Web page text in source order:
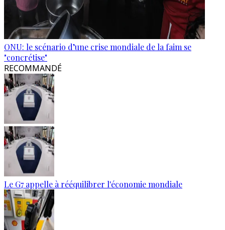
ONU: le scénario d’une crise mondiale de la faim se
"concrétise"
RECOMMANDÉ
Le G7 appelle à rééquilibrer l'économie mondiale